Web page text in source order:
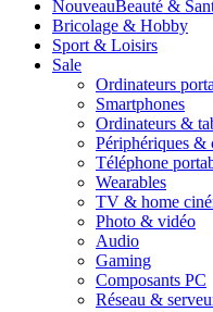
NouveauBeauté &
Bricolage & Hobby
Sport & Loisirs
Sale
Ordinateurs
Smartphones
Ordinateurs &
Périphériques &
Téléphone
Wearables
TV & home
Photo & vidéo
Audio
Gaming
Composants PC
Réseau &